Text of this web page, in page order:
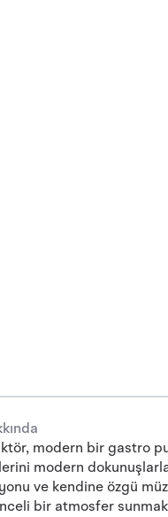
modern bir gastro
modern
ve kendine özgü
bir atmosfer